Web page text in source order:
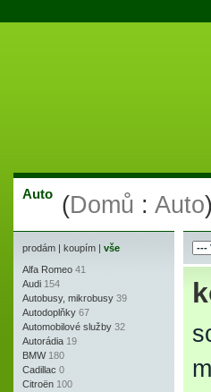
Auto (Domů : Auto)
prodám | koupím | vše
Alfa Romeo 41
Audi 154
Autobusy, mikrobusy 39
Autodoplňky 67
Automobilové služby 32
Autorádia 19
BMW 180
Cadillac 0
Citroën 100